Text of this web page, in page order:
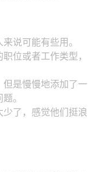
说可能有些用。
位或者工作类型，
但是慢慢地添加了一
。
了，感觉他们挺浪